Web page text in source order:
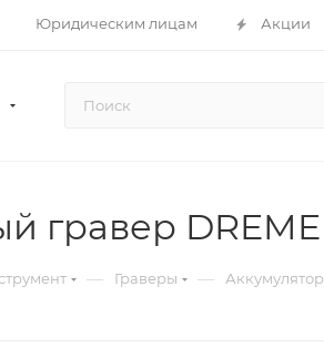
Юридическим лицам Акции
гравер
— Граверы —